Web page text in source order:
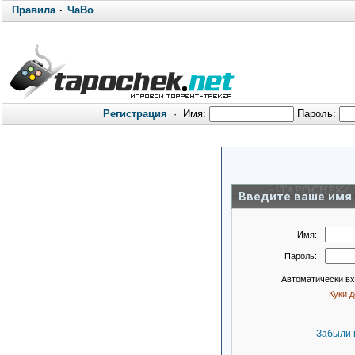
Правила· ЧаВо
Регистрация · Имя: Пароль:
Введите ваше имя
Имя:
Пароль:
Автоматически
Куки
Забыли